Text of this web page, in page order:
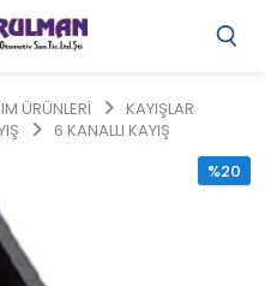
ÜRÜNLERİ
KAYIŞLAR
6 KANALLI KAYIŞ
%20